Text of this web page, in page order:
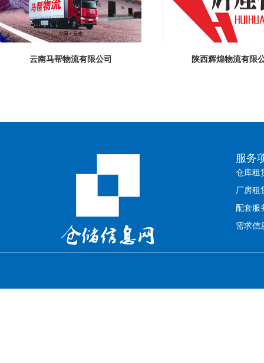
云南马帮物流有限公司 陕西辉煌物流有限
服务
仓库租
厂房租
配套服
需求信